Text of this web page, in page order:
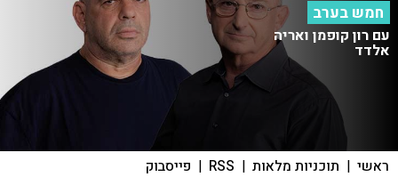
חמש בערב
עם רון קופמן ואריה
אלדד
ראשי | תוכניות מלאות |
RSS
| פייסבוק